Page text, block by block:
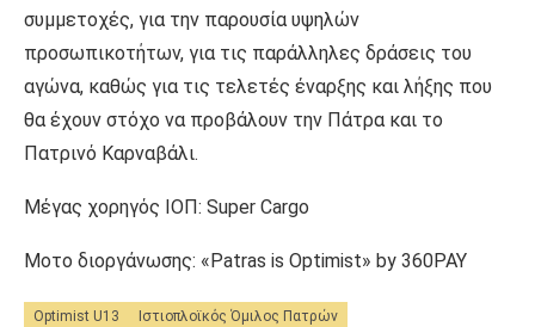
συμμετοχές, για την παρουσία υψηλών
προσωπικοτήτων, για τις παράλληλες δράσεις του
αγώνα, καθώς για τις τελετές έναρξης και λήξης που
θα έχουν στόχο να προβάλουν την Πάτρα και το
Πατρινό Καρναβάλι.
Μέγας χορηγός ΙΟΠ: Super Cargo
Μοτο διοργάνωσης: «Patras is Optimist» by 360PAY
Optimist U13 Ιστιοπλοϊκός Όμιλος Πατρών